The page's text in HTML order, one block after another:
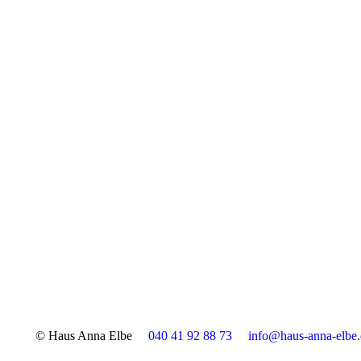
© Haus Anna Elbe 040 41 92 88 73 info@haus-anna-